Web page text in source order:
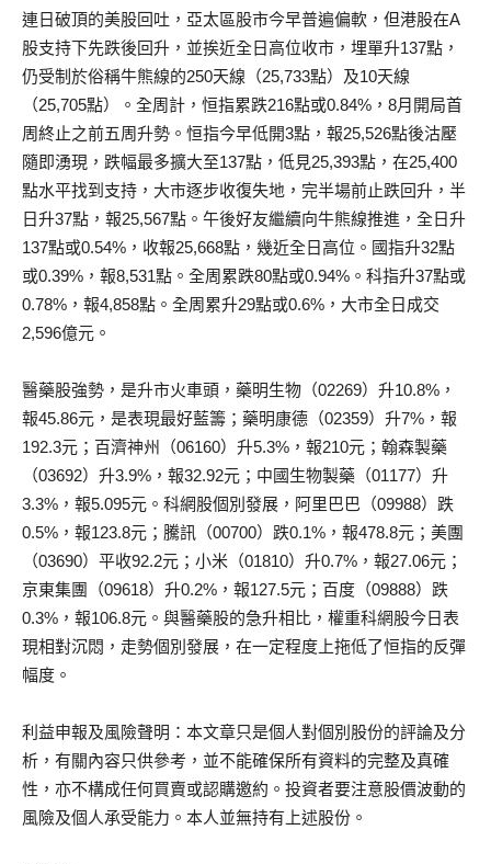
連日破頂的美股回吐，亞太區股市今早普遍偏軟，但港股在A
股支持下先跌後回升，並挨近全日高位收市，埋單升137點，
仍受制於俗稱牛熊線的250天線（25,733點）及10天線
（25,705點）。全周計，恒指累跌216點或0.84%，8月開局首
周終止之前五周升勢。恒指今早低開3點，報25,526點後沽壓
隨即湧現，跌幅最多擴大至137點，低見25,393點，在25,400
點水平找到支持，大市逐步收復失地，完半場前止跌回升，半
日升37點，報25,567點。午後好友繼續向牛熊線推進，全日升
137點或0.54%，收報25,668點，幾近全日高位。國指升32點
或0.39%，報8,531點。全周累跌80點或0.94%。科指升37點或
0.78%，報4,858點。全周累升29點或0.6%，大市全日成交
2,596億元。
醫藥股強勢，是升市火車頭，藥明生物（02269）升10.8%，
報45.86元，是表現最好藍籌；藥明康德（02359）升7%，報
192.3元；百濟神州（06160）升5.3%，報210元；翰森製藥
（03692）升3.9%，報32.92元；中國生物製藥（01177）升
3.3%，報5.095元。科網股個別發展，阿里巴巴（09988）跌
0.5%，報123.8元；騰訊（00700）跌0.1%，報478.8元；美團
（03690）平收92.2元；小米（01810）升0.7%，報27.06元；
京東集團（09618）升0.2%，報127.5元；百度（09888）跌
0.3%，報106.8元。與醫藥股的急升相比，權重科網股今日表
現相對沉悶，走勢個別發展，在一定程度上拖低了恒指的反彈
幅度。
利益申報及風險聲明：本文章只是個人對個別股份的評論及分
析，有關內容只供參考，並不能確保所有資料的完整及真確
性，亦不構成任何買賣或認購邀約。投資者要注意股價波動的
風險及個人承受能力。本人並無持有上述股份。